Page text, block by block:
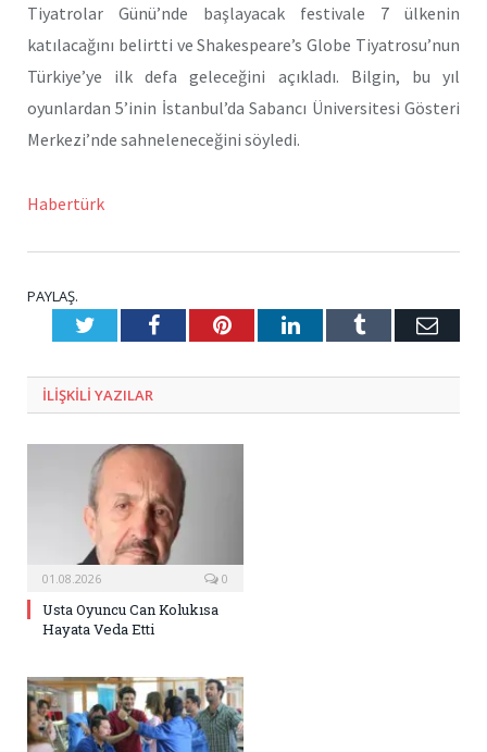
Tiyatrolar Günü’nde başlayacak festivale 7 ülkenin
katılacağını belirtti ve Shakespeare’s Globe Tiyatrosu’nun
Türkiye’ye ilk defa geleceğini açıkladı. Bilgin, bu yıl
oyunlardan 5’inin İstanbul’da Sabancı Üniversitesi Gösteri
Merkezi’nde sahneleneceğini söyledi.
Habertürk
PAYLAŞ.
TwitterFacebookPinterestLinkedInTumblr E-
ILIŞKILI YAZILAR
01.08.2026 0
Usta Oyuncu Can Kolukısa
Hayata Veda Etti